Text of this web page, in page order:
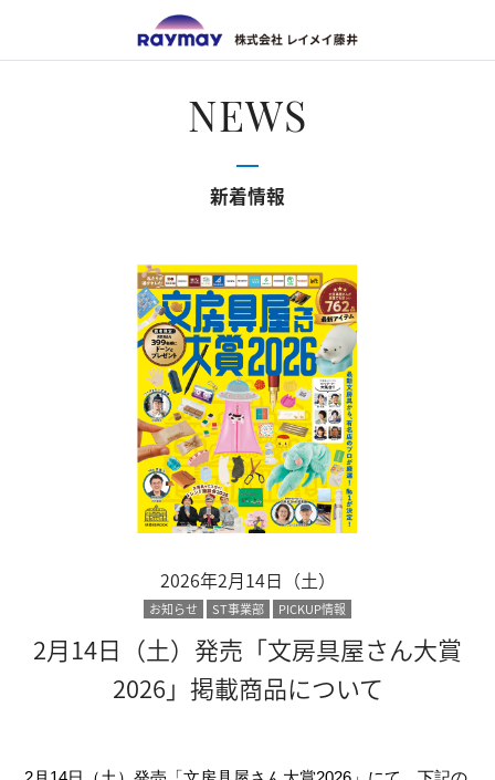
NEWS
新着情報
2026年2月14日（土）
お知らせ ST事業部 PICKUP情報
2月14日（土）発売「文房具屋さん大賞
2026」掲載商品について